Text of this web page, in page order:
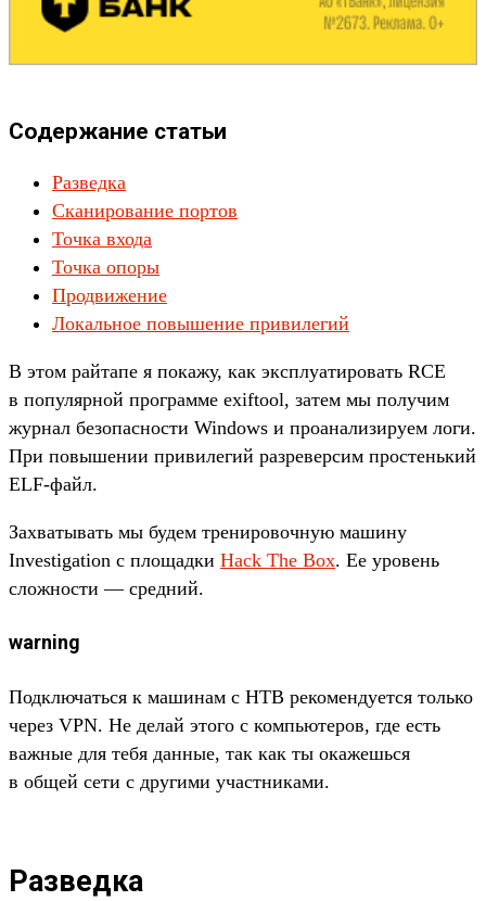
Содержание статьи
Разведка
Сканирование портов
Точка входа
Точка опоры
Продвижение
Локальное повышение привилегий
В этом рай­тапе я покажу, как экс­плу­ати­ровать RCE
в популяр­ной прог­рамме exiftool, затем мы получим
жур­нал безопас­ности Windows и про­ана­лизи­руем логи.
При повыше­нии при­виле­гий раз­ревер­сим прос­тень­кий
ELF-файл.
Зах­ватывать мы будем тре­ниро­воч­ную машину
Investigation с пло­щад­ки Hack The Box. Ее уро­вень
слож­ности — сред­ний.
warning
Под­клю­чать­ся к машинам с HTB рекомен­дует­ся толь­ко
через VPN. Не делай это­го с компь­юте­ров, где есть
важ­ные для тебя дан­ные, так как ты ока­жешь­ся
в общей сети с дру­гими учас­тни­ками.
Разведка